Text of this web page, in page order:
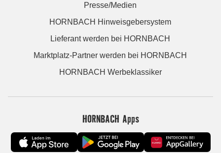
Presse/Medien
HORNBACH Hinweisgebersystem
Lieferant werden bei HORNBACH
Marktplatz-Partner werden bei HORNBACH
HORNBACH Werbeklassiker
HORNBACH Apps